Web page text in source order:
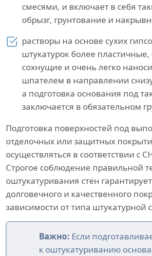
смесями, и включает в себя
обрызг, грунтование и
растворы на основе сухих
штукатурок более пластичные,
сохнущие и очень легко
шпателем в направлении
а подготовка основания под
заключается в обязательном
Подготовка поверхностей под
отделочных или защитных
осуществляться в соответствии с
Строгое соблюдение правильной
оштукатуривания стен
долговечного и качественного
зависимости от типа штукатурной
Важно: Если
к оштукатуриванию